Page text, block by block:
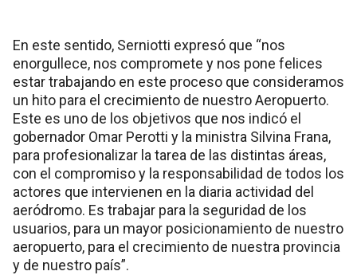
En este sentido, Serniotti expresó que “nos
enorgullece, nos compromete y nos pone felices
estar trabajando en este proceso que consideramos
un hito para el crecimiento de nuestro Aeropuerto.
Este es uno de los objetivos que nos indicó el
gobernador Omar Perotti y la ministra Silvina Frana,
para profesionalizar la tarea de las distintas áreas,
con el compromiso y la responsabilidad de todos los
actores que intervienen en la diaria actividad del
aeródromo. Es trabajar para la seguridad de los
usuarios, para un mayor posicionamiento de nuestro
aeropuerto, para el crecimiento de nuestra provincia
y de nuestro país”.